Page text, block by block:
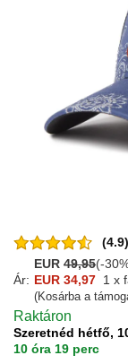
(4.9)
EUR 49,95(-
Ár: EUR 34,97 1 x
(Kosárba a
Raktáron
Szeretnéd hétfő,
10 óra 19 perc